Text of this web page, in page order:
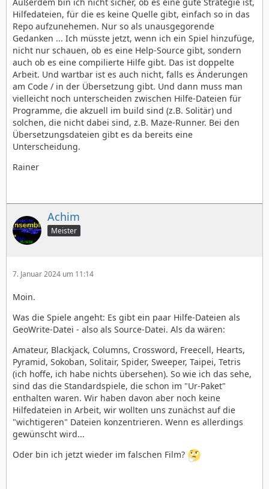
Hilfedateien, für die es keine Quelle gibt, einfach so in das
Repo aufzunehemen. Nur so als unausgegorende
Gedanken ... Ich müsste jetzt, wenn ich ein Spiel hinzufüge,
nicht nur schauen, ob es eine Help-Source gibt, sondern
auch ob es eine compilierte Hilfe gibt. Das ist doppelte
Arbeit. Und wartbar ist es auch nicht, falls es Änderungen
am Code / in der Übersetzung gibt. Und dann muss man
vielleicht noch unterscheiden zwischen Hilfe-Dateien für
Programme, die akzuell im build sind (z.B. Solitär) und
solchen, die nicht dabei sind, z.B. Maze-Runner. Bei den
Übersetzungsdateien gibt es da bereits eine
Unterscheidung.
Rainer
Achim
Meister
7. Januar 2024 um 11:14
Moin.
Was die Spiele angeht: Es gibt ein paar Hilfe-Dateien als
GeoWrite-Datei - also als Source-Datei. Als da wären:
Amateur, Blackjack, Columns, Crossword, Freecell, Hearts,
Pyramid, Sokoban, Solitair, Spider, Sweeper, Taipei, Tetris
(ich hoffe, ich habe nichts übersehen). So wie ich das sehe,
sind das die Standardspiele, die schon im "Ur-Paket"
enthalten waren. Wir haben davon aber noch keine
Hilfedateien in Arbeit, wir wollten uns zunächst auf die
"wichtigeren" Dateien konzentrieren. Wenn es allerdings
gewünscht wird...
Oder bin ich jetzt wieder im falschen Film?